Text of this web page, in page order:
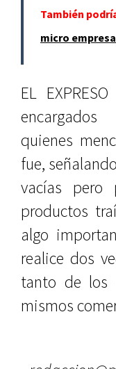
También
micro
EL
quienes
fue,
vacías pero
productos
algo
realice dos
tanto de los
mismos